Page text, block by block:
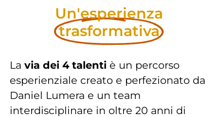
Un'esperienza
trasformativa
La via dei 4 talenti è un percorso
esperienziale creato e perfezionato da
Daniel Lumera e un team
interdisciplinare in oltre 20 anni di